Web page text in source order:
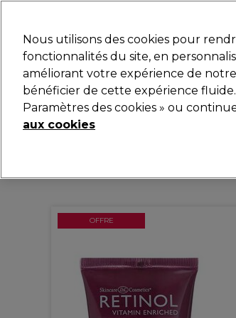
Marques Bons plans Coiffure
Livraison et délais
OFFRE
Nous utilisons des cookies pour
fonctionnalités du site, en
améliorant votre expérience de
bénéficier de cette expérience
Paramètres des cookies » ou
aux cookies